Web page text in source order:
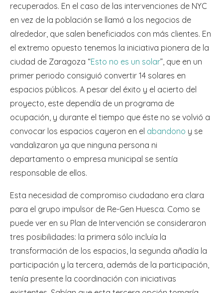
recuperados. En el caso de las intervenciones de NYC
en vez de la población se llamó a los negocios de
alrededor, que salen beneficiados con más clientes. En
el extremo opuesto tenemos la iniciativa pionera de la
ciudad de Zaragoza “Esto no es un solar”, que en un
primer periodo consiguió convertir 14 solares en
espacios públicos. A pesar del éxito y el acierto del
proyecto, este dependía de un programa de
ocupación, y durante el tiempo que éste no se volvió a
convocar los espacios cayeron en el abandono y se
vandalizaron ya que ninguna persona ni
departamento o empresa municipal se sentía
responsable de ellos.
Esta necesidad de compromiso ciudadano era clara
para el grupo impulsor de Re-Gen Huesca. Como se
puede ver en su Plan de Intervención se consideraron
tres posibilidades: la primera sólo incluía la
transformación de los espacios, la segunda añadía la
participación y la tercera, además de la participación,
tenía presente la coordinación con iniciativas